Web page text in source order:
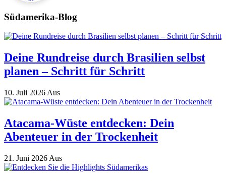
Südamerika-Blog
Deine Rundreise durch Brasilien selbst
planen – Schritt für Schritt
10. Juli 2026 Aus
Atacama-Wüste entdecken: Dein
Abenteuer in der Trockenheit
21. Juni 2026 Aus